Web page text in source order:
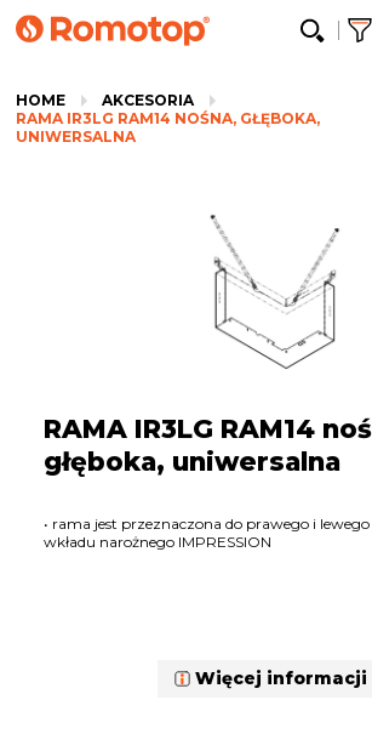
HOME
AKCESORIA
RAMA IR3LG RAM14 NOŚNA, GŁĘBOKA,
UNIWERSALNA
RAMA IR3LG RAM14
głęboka, uniwersalna
• rama jest przeznaczona do prawego i
wkładu narożnego IMPRESSION
Więcej informacji